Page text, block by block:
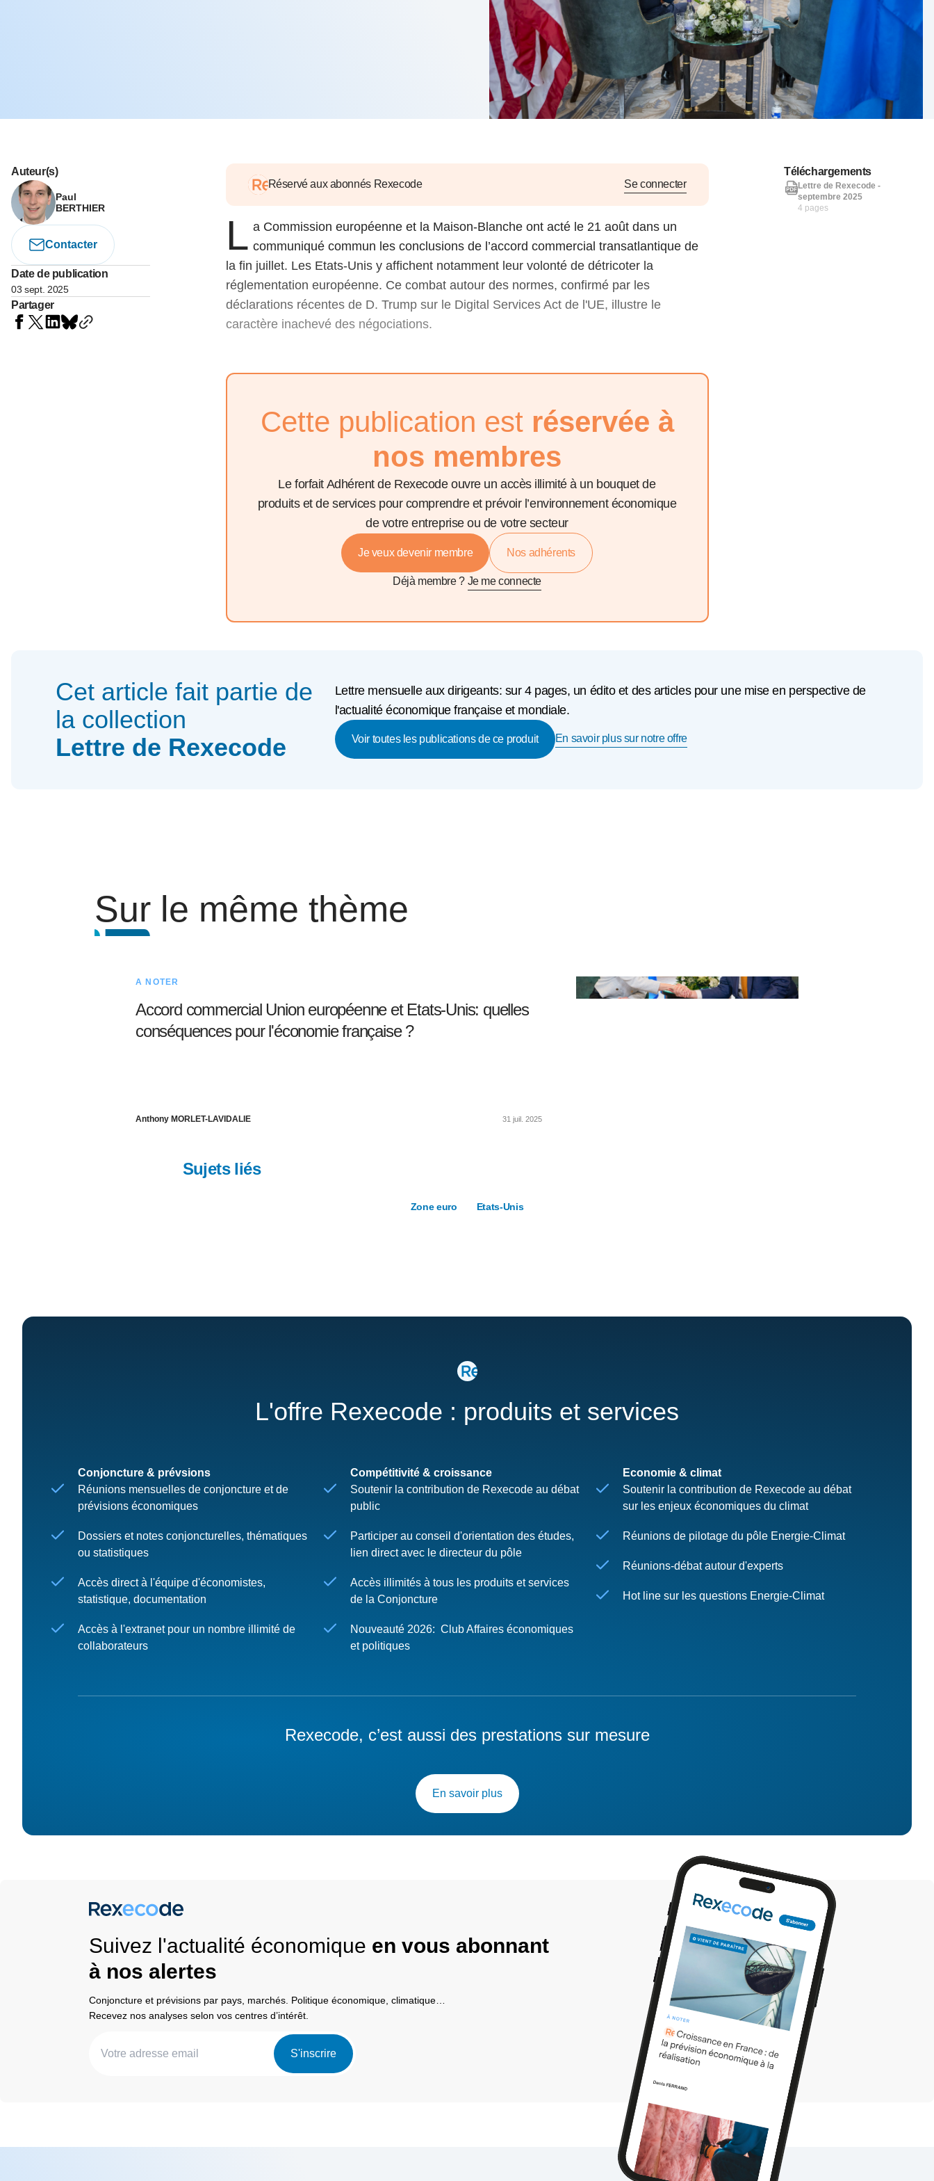
Voir tous les produits
Voir tous les économistes
l’Okavango
Voir toute la presse
d'Olivier Redoulès au Sénat pour
Rexecode
10 juil. 2025
Mieux concilier décarbonation et
croissance économique dans la
stratégie climat
20 déc. 2024
Voir toutes les instances
Auteur(s)
Paul
BERTHIER
Contacter
Date de publication
03 sept. 2025
Partager
Réservé aux abonnés Rexecode Se connecter
L a Commission européenne et la Maison-Blanche ont acté le 21 août dans un
communiqué commun les conclusions de l’accord commercial transatlantique de
la fin juillet. Les Etats-Unis y affichent notamment leur volonté de détricoter la
réglementation européenne. Ce combat autour des normes, confirmé par les
déclarations récentes de D. Trump sur le Digital Services Act de l'UE, illustre le
caractère inachevé des négociations.
Cette publication est réservée à
nos membres
Le forfait Adhérent de Rexecode ouvre un accès illimité à un bouquet de
produits et de services pour comprendre et prévoir l’environnement économique
de votre entreprise ou de votre secteur
Je veux devenir membre Nos adhérents
Déjà membre ? Je me connecte
Téléchargements
Lettre de Rexecode -
septembre 2025
4 pages
Cet article fait partie de
la collection
Lettre de Rexecode
Lettre mensuelle aux dirigeants: sur 4 pages, un édito et des articles pour une mise en perspective de
l'actualité économique française et mondiale.
Voir toutes les publications de ce produit En savoir plus sur notre offre
Sur le même thème
A NOTER
Accord commercial Union européenne et Etats-Unis: quelles
conséquences pour l'économie française ?
Anthony MORLET-LAVIDALIE 31 juil. 2025
Sujets liés
Zone euro Etats-Unis
L'offre Rexecode : produits et services
Conjoncture & prévsions
Réunions mensuelles de conjoncture et de
prévisions économiques
Dossiers et notes conjoncturelles, thématiques
ou statistiques
Accès direct à l'équipe d'économistes,
statistique, documentation
Accès à l'extranet pour un nombre illimité de
collaborateurs
Compétitivité & croissance
Soutenir la contribution de Rexecode au débat
public
Participer au conseil d'orientation des études,
lien direct avec le directeur du pôle
Accès illimités à tous les produits et services
de la Conjoncture
Nouveauté 2026: Club Affaires économiques
et politiques
Economie & climat
Soutenir la contribution de Rexecode au débat
sur les enjeux économiques du climat
Réunions de pilotage du pôle Energie-Climat
Réunions-débat autour d'experts
Hot line sur les questions Energie-Climat
Rexecode, c’est aussi des prestations sur mesure
En savoir plus
Suivez l'actualité économique en vous abonnant
à nos alertes
Conjoncture et prévisions par pays, marchés. Politique économique, climatique…
Recevez nos analyses selon vos centres d’intérêt.
S'inscrire